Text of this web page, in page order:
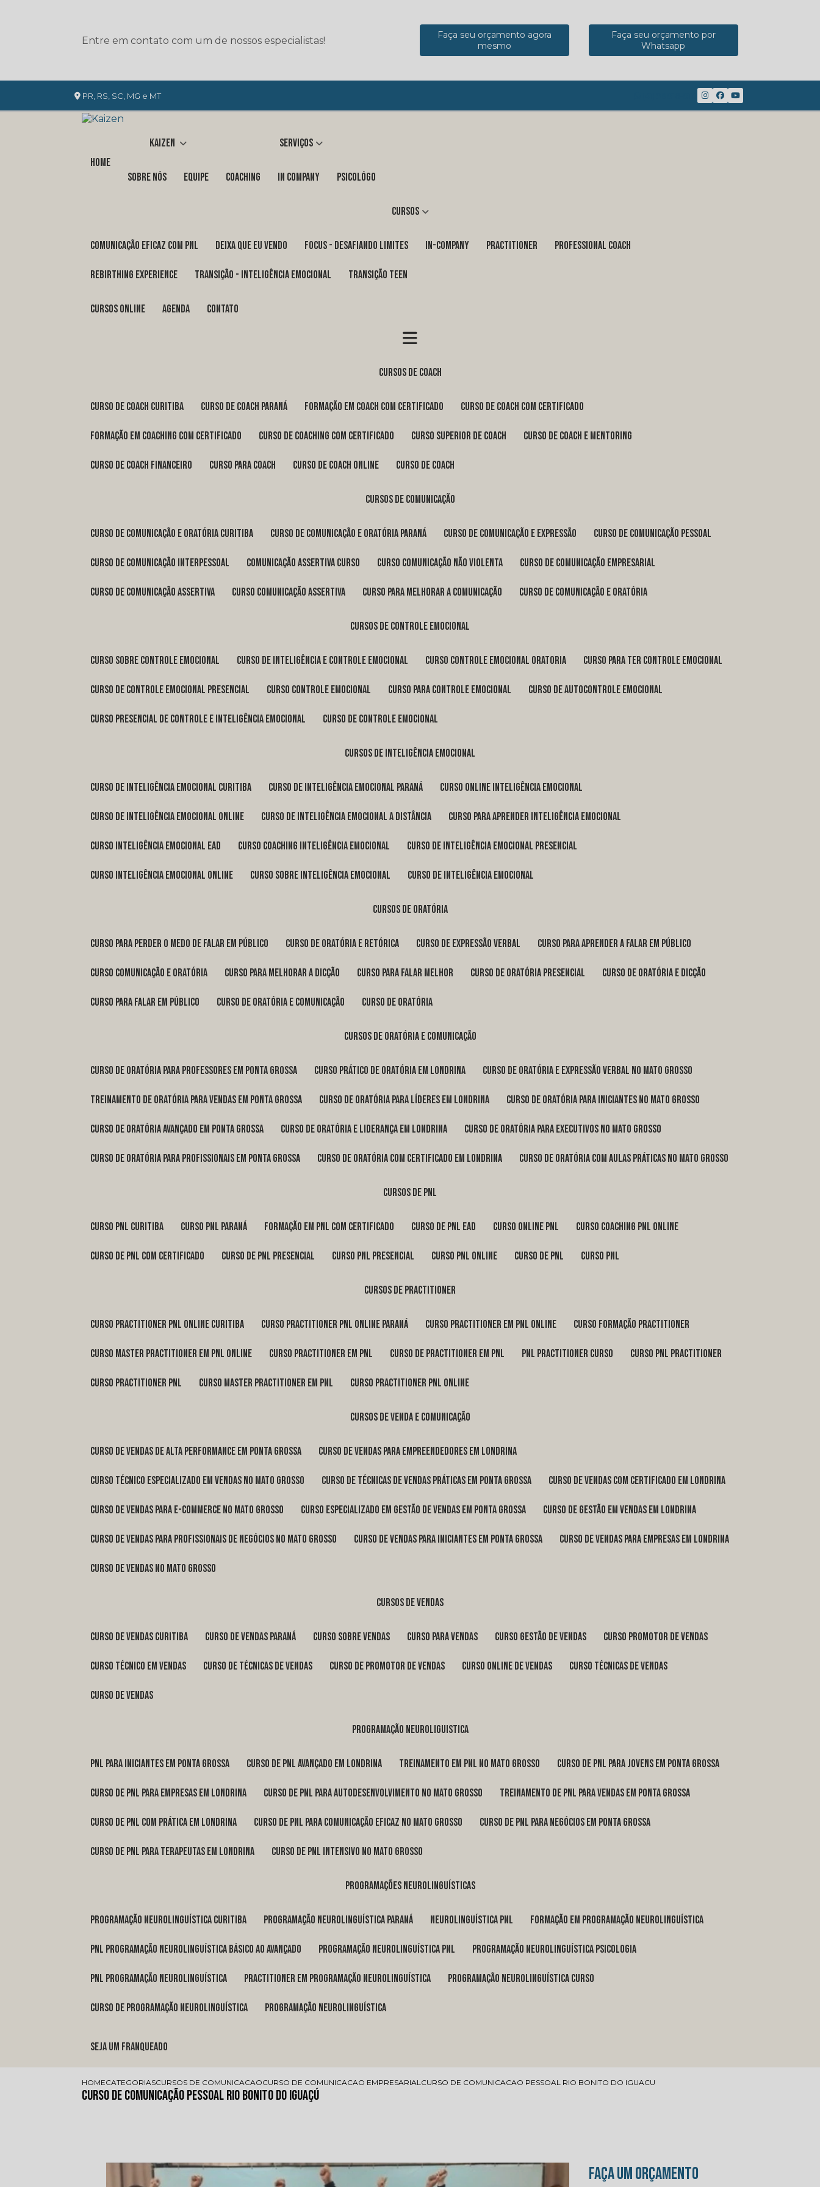
Entre em contato com um de nossos especialistas!
Faça seu orçamento agora
mesmo
Faça seu orçamento por
Whatsapp
PR, RS, SC, MG e MT
Home
Kaizen
Sobre nós Equipe
Serviços
Coaching in company Psicológo
Cursos
COMUNICAÇÃO EFICAZ COM PNL DEIXA QUE EU VENDO FOCUS - DESAFIANDO LIMITES In-Company PRACTITIONER PROFESSIONAL COACH
REBIRTHING EXPERIENCE TRANSIÇÃO - INTELIGÊNCIA EMOCIONAL TRANSIÇÃO TEEN
Cursos Online Agenda Contato
cursos de coach
curso de coach Curitiba curso de coach Paraná formação em coach com certificado curso de coach com certificado
formação em coaching com certificado curso de coaching com certificado curso superior de coach curso de coach e mentoring
curso de coach financeiro curso para coach curso de coach online curso de coach
cursos de comunicação
curso de comunicação e oratória Curitiba curso de comunicação e oratória Paraná curso de comunicação e expressão curso de comunicação pessoal
curso de comunicação interpessoal comunicação assertiva curso curso comunicação não violenta curso de comunicação empresarial
curso de comunicação assertiva curso comunicação assertiva curso para melhorar a comunicação curso de comunicação e oratória
cursos de controle emocional
curso sobre controle emocional curso de inteligência e controle emocional curso controle emocional oratoria curso para ter controle emocional
curso de controle emocional presencial curso controle emocional curso para controle emocional curso de autocontrole emocional
curso presencial de controle e inteligência emocional curso de controle emocional
cursos de inteligência emocional
curso de inteligência emocional Curitiba curso de inteligência emocional Paraná curso online inteligência emocional
curso de inteligência emocional online curso de inteligência emocional a distância curso para aprender inteligência emocional
curso inteligência emocional ead curso coaching inteligência emocional curso de inteligência emocional presencial
curso inteligência emocional online curso sobre inteligência emocional curso de inteligência emocional
cursos de oratória
curso para perder o medo de falar em público curso de oratória e retórica curso de expressão verbal curso para aprender a falar em público
curso comunicação e oratória curso para melhorar a dicção curso para falar melhor curso de oratória presencial curso de oratória e dicção
curso para falar em público curso de oratória e comunicação curso de oratória
cursos de oratória e comunicação
curso de oratória para professores em Ponta Grossa curso prático de oratória em Londrina curso de oratória e expressão verbal no Mato Grosso
treinamento de oratória para vendas em Ponta Grossa curso de oratória para líderes em Londrina curso de oratória para iniciantes no Mato Grosso
curso de oratória avançado em Ponta Grossa curso de oratória e liderança em Londrina curso de oratória para executivos no Mato Grosso
curso de oratória para profissionais em Ponta Grossa curso de oratória com certificado em Londrina curso de oratória com aulas práticas no Mato Grosso
cursos de pnl
curso pnl Curitiba curso pnl Paraná formação em pnl com certificado curso de pnl ead curso online pnl curso coaching pnl online
curso de pnl com certificado curso de pnl presencial curso pnl presencial curso pnl online curso de pnl curso pnl
cursos de practitioner
curso practitioner pnl online Curitiba curso practitioner pnl online Paraná curso practitioner em pnl online curso formação practitioner
curso master practitioner em pnl online curso practitioner em pnl curso de practitioner em pnl pnl practitioner curso curso pnl practitioner
curso practitioner pnl curso master practitioner em pnl curso practitioner pnl online
cursos de venda e comunicação
curso de vendas de alta performance em Ponta Grossa curso de vendas para empreendedores em Londrina
curso técnico especializado em vendas no Mato Grosso curso de técnicas de vendas práticas em Ponta Grossa curso de vendas com certificado em Londrina
curso de vendas para e-commerce no Mato Grosso curso especializado em gestão de vendas em Ponta Grossa curso de gestão em vendas em Londrina
curso de vendas para profissionais de negócios no Mato Grosso curso de vendas para iniciantes em Ponta Grossa curso de vendas para empresas em Londrina
curso de vendas no Mato Grosso
cursos de vendas
curso de vendas Curitiba curso de vendas Paraná curso sobre vendas curso para vendas curso gestão de vendas curso promotor de vendas
curso técnico em vendas curso de técnicas de vendas curso de promotor de vendas curso online de vendas curso técnicas de vendas
curso de vendas
programação neuroliguistica
pnl para iniciantes em Ponta Grossa curso de pnl avançado em Londrina treinamento em pnl no Mato Grosso curso de pnl para jovens em Ponta Grossa
curso de pnl para empresas em Londrina curso de pnl para autodesenvolvimento no Mato Grosso treinamento de pnl para vendas em Ponta Grossa
curso de pnl com prática em Londrina curso de pnl para comunicação eficaz no Mato Grosso curso de pnl para negócios em Ponta Grossa
curso de pnl para terapeutas em Londrina curso de pnl intensivo no Mato Grosso
programações neurolinguísticas
programação neurolinguística Curitiba programação neurolinguística Paraná neurolinguística pnl formação em programação neurolinguística
pnl programação neurolinguística básico ao avançado programação neurolinguística pnl programação neurolinguística psicologia
pnl programação neurolinguística practitioner em programação neurolinguística programação neurolinguística curso
curso de programação neurolinguística programação neurolinguística
Seja um franqueado
HOMECATEGORIASCURSOS DE COMUNICACAOCURSO DE COMUNICACAO EMPRESARIALCURSO DE COMUNICACAO PESSOAL RIO BONITO DO IGUACU
Curso de Comunicação Pessoal Rio Bonito do Iguaçú
FAÇA UM ORÇAMENTO